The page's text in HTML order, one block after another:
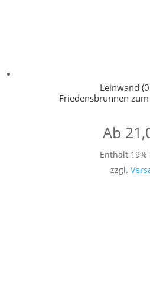
Leinwand
Friedensbrunnen
Ab
Enthält 19%
zzgl.